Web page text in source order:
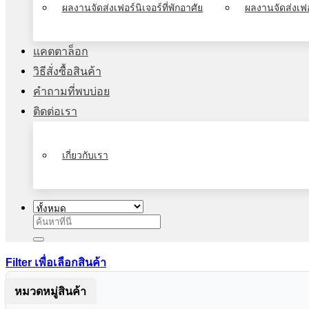
ผลงานจัดส่งเฟอร์นิเจอร์ที่พักอาศัย ผลงานจัดส่งเ
แคตตาล็อก
วิธีสั่งซื้อสินค้า
คำถามที่พบบ่อย
ติดต่อเรา
เกี่ยวกับเรา
ค้นหา:
Filter เพื่อเลือกสินค้า
หมวดหมู่สินค้า